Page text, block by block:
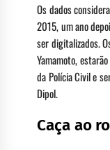
Os dados
2015, um ano
ser digitalizados.
Yamamoto,
da Polícia Civil e
Dipol.
Caça ao